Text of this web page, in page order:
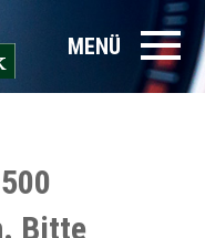
MENÜ
Bitte